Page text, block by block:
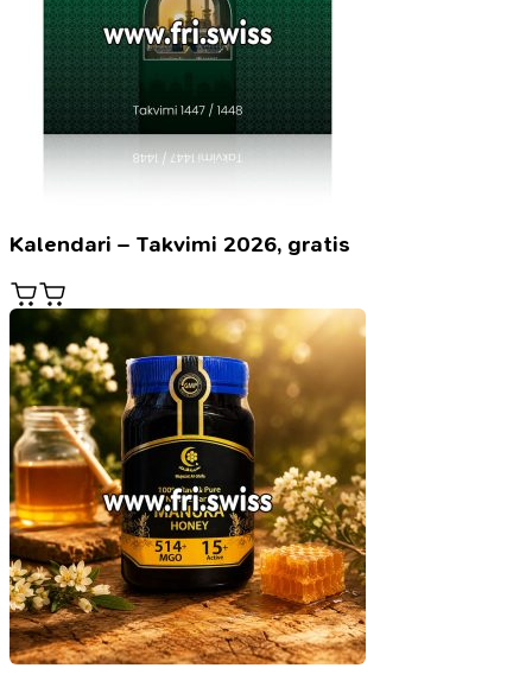
Kalendari – Takvimi 2026, gratis